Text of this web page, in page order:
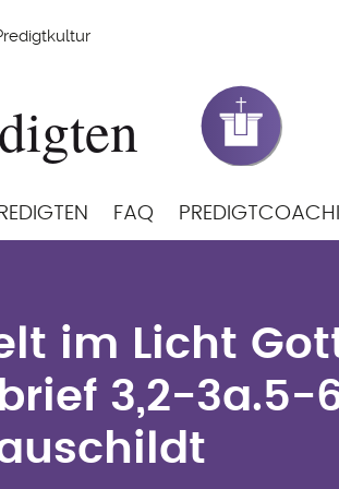
FAQ
3,2-3a.5-6
im Licht
3,2-3a.5-